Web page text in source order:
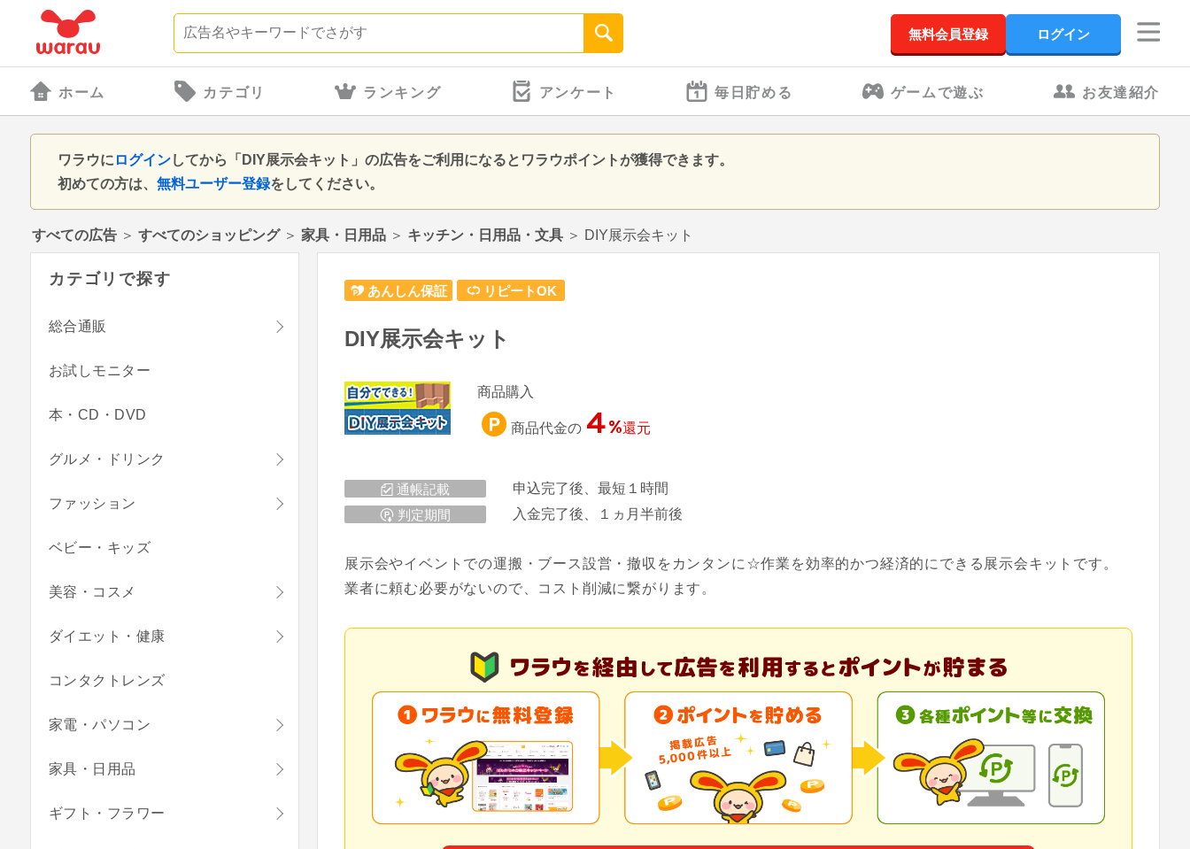
無料会員登録 ログイン
ホーム カテゴリ ランキング アンケート 毎日貯める ゲームで遊ぶ お友達紹介
ワラウに ログインしてから「DIY展示会キット」の広告をご利用になるとワラウポイントが獲得できます。
初めての方は、 無料ユーザー登録をしてください。
すべての広告 ＞ すべてのショッピング＞ 家具・日用品 ＞ キッチン・日用品・文具 ＞ DIY展示会キット
あんしん保証 リピートOK
DIY展示会キット
商品購入
商品代金の 4%還元
通帳記載
申込完了後、最短１時間
判定期間
入金完了後、１ヵ月半前後
展示会やイベントでの運搬・ブース設営・撤収をカンタンに☆作業を効率的かつ経済的にできる展示会キットです。
業者に頼む必要がないので、コスト削減に繋がります。
カテゴリで探す
総合通販
お試しモニター
本・CD・DVD
グルメ・ドリンク
ファッション
ベビー・キッズ
美容・コスメ
ダイエット・健康
コンタクトレンズ
家電・パソコン
家具・日用品
ギフト・フラワー